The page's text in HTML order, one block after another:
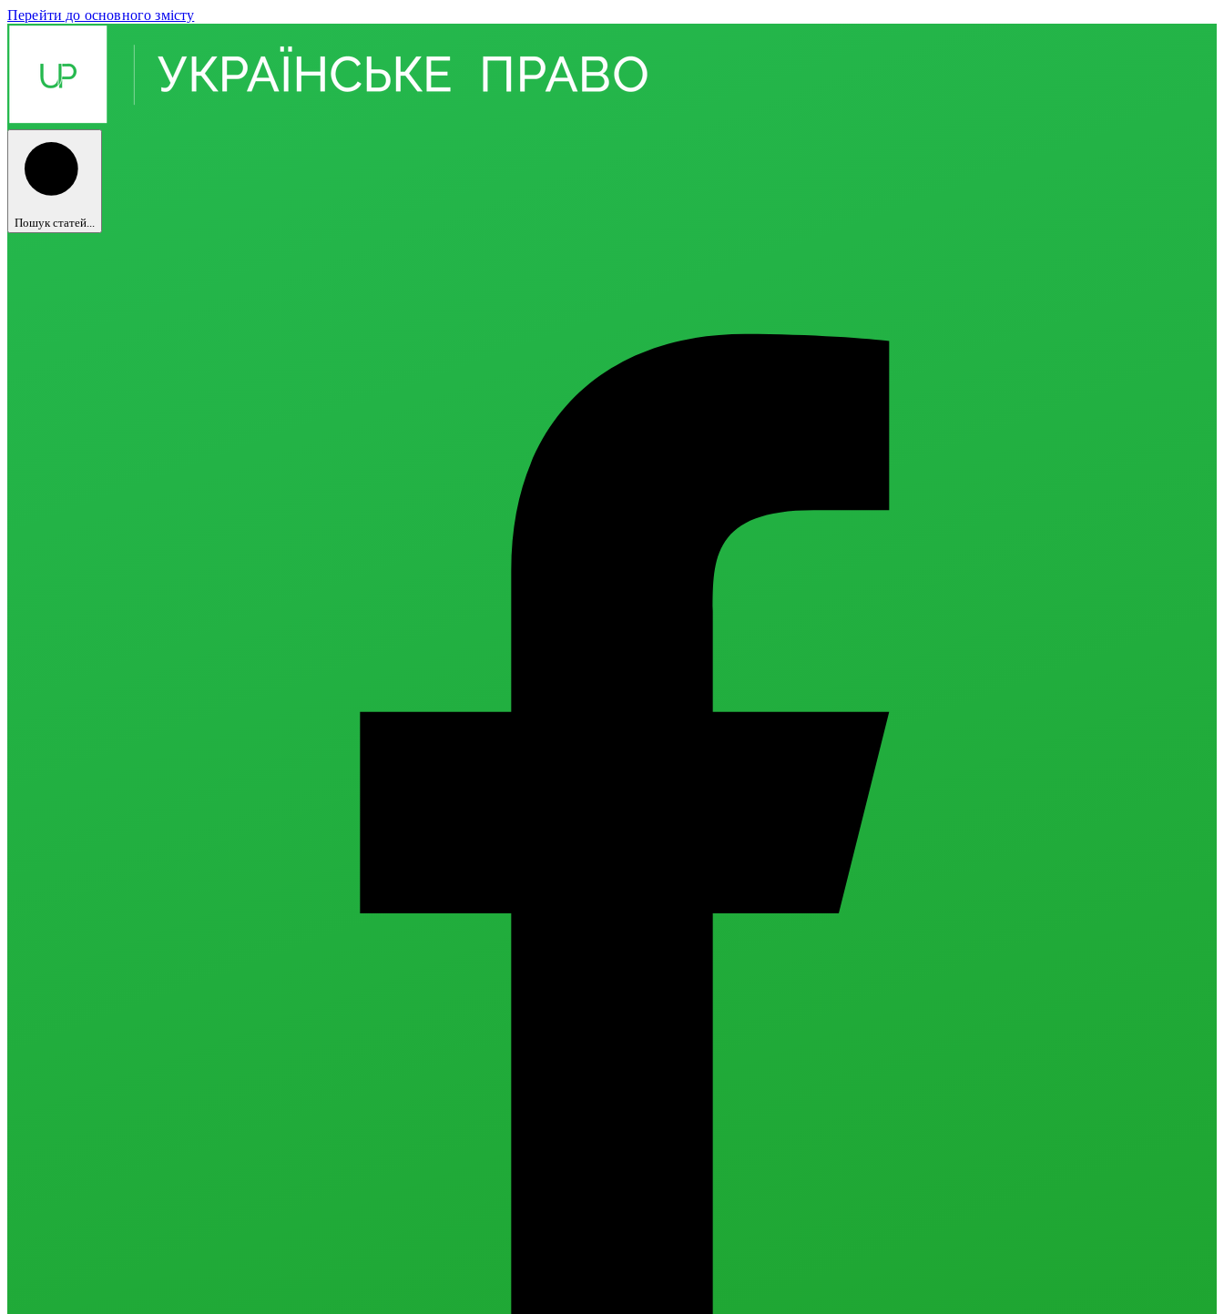
Перейти до основного змісту
Пошук статей...